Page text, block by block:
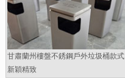
甘肅蘭州樓盤不銹鋼戶外垃圾桶款式
新穎精致